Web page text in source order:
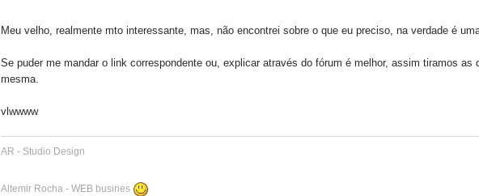
Meu velho, realmente mto interessante, mas, não encontrei sobre o que eu preciso, na verdade é
Se puder me mandar o link correspondente ou, explicar através do fórum é melhor, assim tiramos
mesma.
vlwwww
AR - Studio Design
Altemir Rocha - WEB busines